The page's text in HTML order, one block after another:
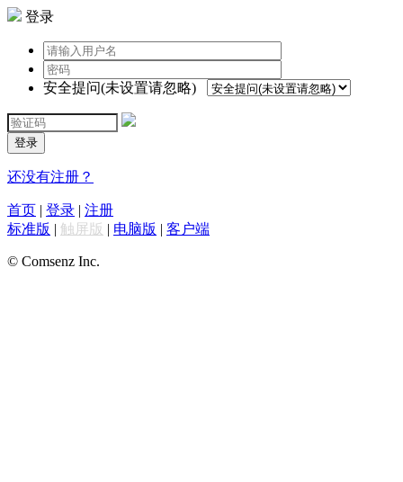
登录
安全提问(未设置请忽略)
登录
还没有注册？
首页 | 登录 | 注册
标准版 | 触屏版 | 电脑版 | 客户端
© Comsenz Inc.